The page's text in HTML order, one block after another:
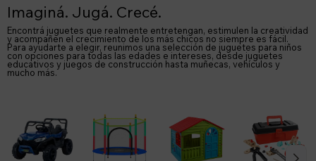
Imaginá. Jugá. Crecé.
Encontrá juguetes que realmente entretengan, estimulen la creatividad
y acompañen el crecimiento de los más chicos no siempre es fácil.
Para ayudarte a elegir, reunimos una selección de juguetes para niños
con opciones para todas las edades e intereses, desde juguetes
educativos y juegos de construcción hasta muñecas, vehículos y
mucho más.